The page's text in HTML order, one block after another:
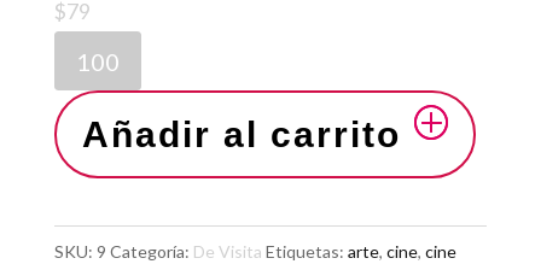
$79
Añadir al carrito
SKU: 9 Categoría: De Visita Etiquetas: arte, cine, cine